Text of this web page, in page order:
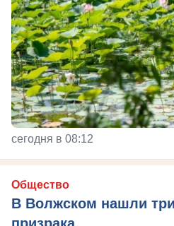
сегодня в 08:12
Общество
В Волжском нашли